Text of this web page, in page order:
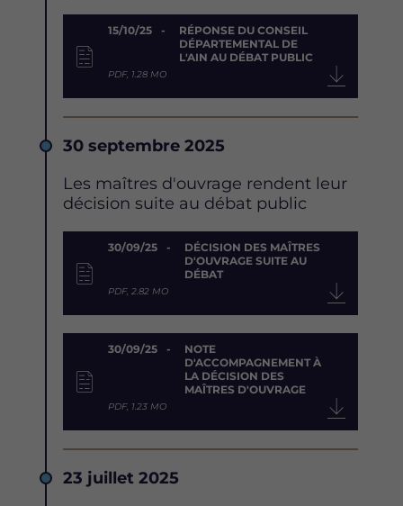
Document
15/10/25
RÉPONSE DU CONSEIL
DÉPARTEMENTAL DE
L'AIN AU DÉBAT PUBLIC
PDF, 1.28 MO
Date
30 septembre 2025
Description
Les maîtres d'ouvrage rendent leur
décision suite au débat public
Document
30/09/25
DÉCISION DES MAÎTRES
D'OUVRAGE SUITE AU
DÉBAT
PDF, 2.82 MO
30/09/25
NOTE
D'ACCOMPAGNEMENT À
LA DÉCISION DES
MAÎTRES D'OUVRAGE
PDF, 1.23 MO
Date
23 juillet 2025